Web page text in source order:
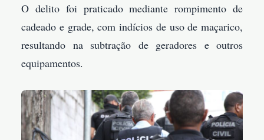
O delito foi praticado mediante rompimento de
cadeado e grade, com indícios de uso de maçarico,
resultando na subtração de geradores e outros
equipamentos.